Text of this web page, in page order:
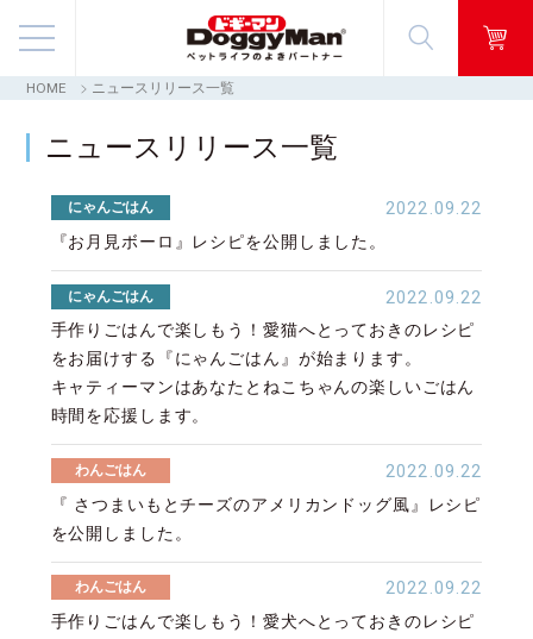
知る・楽しむ
お客様窓口・Q＆A
会社情報
採用情報
サイトマップ English
HOME ニュースリリース一覧
ニュースリリース一覧
にゃんごはん
2022.09.22
『お月見ボーロ』レシピを公開しました。
にゃんごはん
2022.09.22
手作りごはんで楽しもう！愛猫へとっておきのレシピ
をお届けする『にゃんごはん』が始まります。
キャティーマンはあなたとねこちゃんの楽しいごはん
時間を応援します。
わんごはん
2022.09.22
『 さつまいもとチーズのアメリカンドッグ風』レシピ
を公開しました。
わんごはん
2022.09.22
手作りごはんで楽しもう！愛犬へとっておきのレシピ